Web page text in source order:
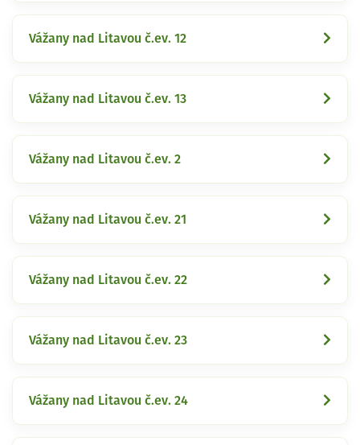
Vážany nad Litavou č.ev. 12
Vážany nad Litavou č.ev. 13
Vážany nad Litavou č.ev. 2
Vážany nad Litavou č.ev. 21
Vážany nad Litavou č.ev. 22
Vážany nad Litavou č.ev. 23
Vážany nad Litavou č.ev. 24